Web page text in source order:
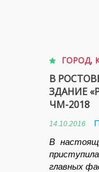
ГОРОД,
В
ЗДАНИЕ
ЧМ-2018
14.10.2016
В
главных